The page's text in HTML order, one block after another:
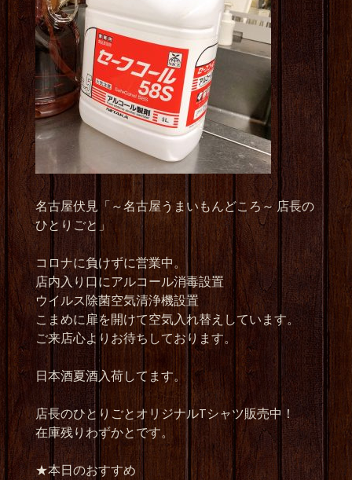
名古屋伏見「～名古屋うまいもんどころ～ 店長の
ひとりごと」
コロナに負けずに営業中。
店内入り口にアルコール消毒設置
ウイルス除菌空気清浄機設置
こまめに扉を開けて空気入れ替えしています。
ご来店心よりお待ちしております。
日本酒夏酒入荷してます。
店長のひとりごとオリジナルTシャツ販売中！
在庫残りわずかとです。
★本日のおすすめ